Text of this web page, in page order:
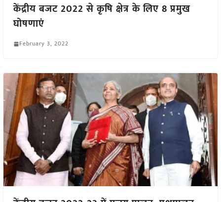
केंद्रीय बजट 2022 से कृषि क्षेत्र के लिए 8 प्रमुख
घोषणाएं
February 3, 2022